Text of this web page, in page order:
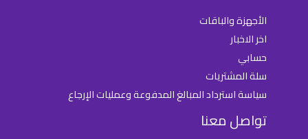
الأجهزة والباقات
اخر الاخبار
حسابي
سلة المشتريات
سياسة استرداد المبالغ المدفوعة وعمليات الإرجاع
تواصل معنا